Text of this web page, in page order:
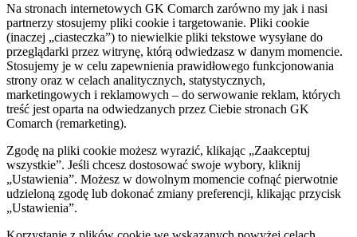
Na stronach internetowych GK Comarch zarówno my jak i nasi
partnerzy stosujemy pliki cookie i targetowanie. Pliki cookie
(inaczej „ciasteczka”) to niewielkie pliki tekstowe wysyłane do
przeglądarki przez witrynę, którą odwiedzasz w danym momencie.
Stosujemy je w celu zapewnienia prawidłowego funkcjonowania
strony oraz w celach analitycznych, statystycznych,
marketingowych i reklamowych – do serwowanie reklam, których
treść jest oparta na odwiedzanych przez Ciebie stronach GK
Comarch (remarketing).
Zgodę na pliki cookie możesz wyrazić, klikając „Zaakceptuj
wszystkie”. Jeśli chcesz dostosować swoje wybory, kliknij
„Ustawienia”. Możesz w dowolnym momencie cofnąć pierwotnie
udzieloną zgodę lub dokonać zmiany preferencji, klikając przycisk
„Ustawienia”.